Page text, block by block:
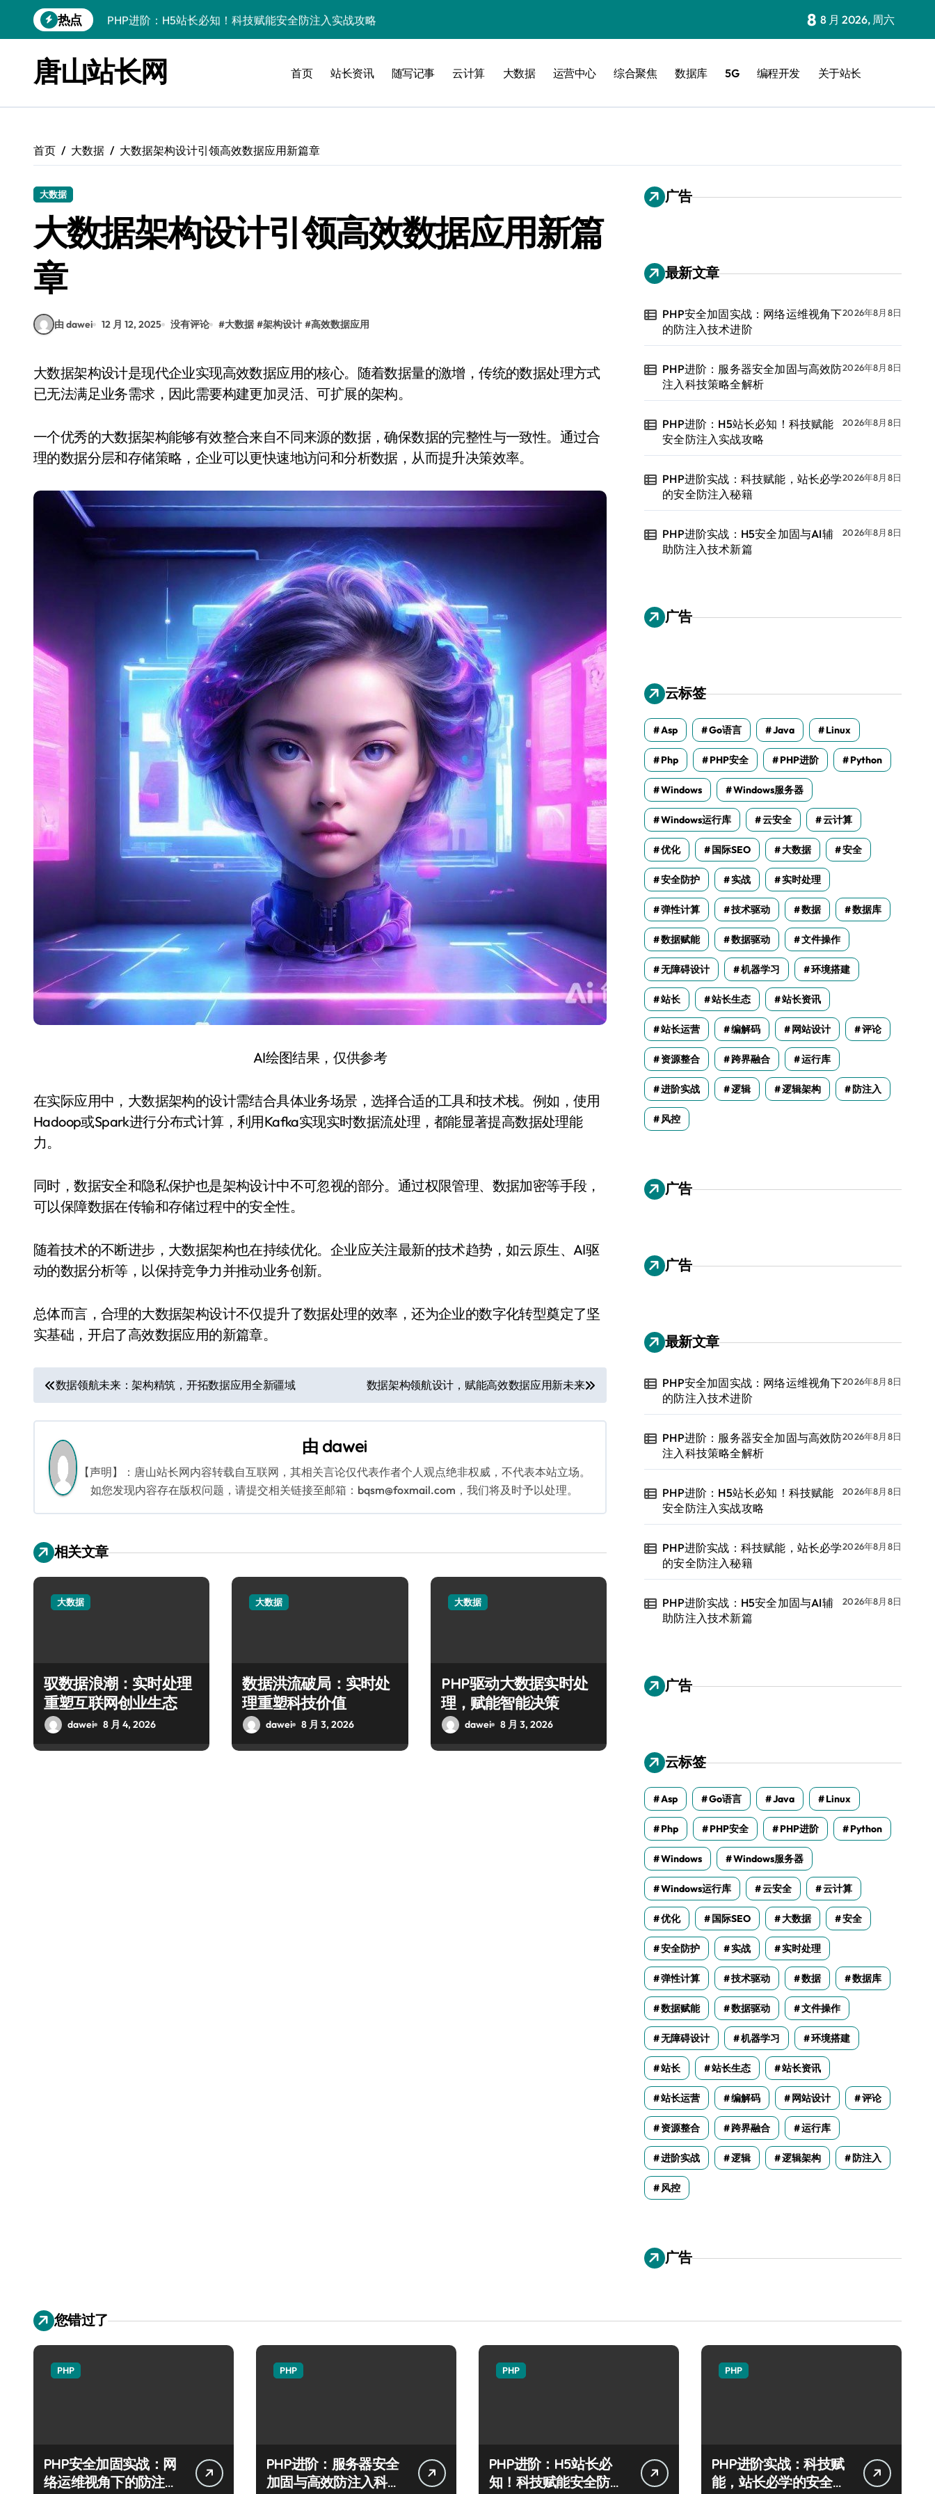
到
热点
PHP进阶：H5站长必知！科技赋能安全防注入实战攻略
PHP进阶实战：H5安全加固与AI辅助防注入技术新篇
科技护盾：PHP进阶防注入术，站长应急安全必修课
PHP进阶必知：科技赋能下的安全防注入核心策略解析
PHP进阶实战：筑牢科技防线，打造无懈可击的SQL注入安全网
PHP安全加固实战：网络运维视角下的防注入技术进阶
8 8 月 2026, 周六
唐山站长网 首页 站长资讯 随写记事 云计算 大数据 运营中心 综合聚焦 数据库 5G 编程开发 关于站长
首页 大数据 大数据架构设计引领高效数据应用新篇章
大数据
大数据架构设计引领高效数据应用新篇
章
由 dawei 12 月 12, 2025 没有评论 #大数据 #架构设计 #高效数据应用
大数据架构设计是现代企业实现高效数据应用的核心。随着数据量的激增，传统的数据处理方式
已无法满足业务需求，因此需要构建更加灵活、可扩展的架构。
一个优秀的大数据架构能够有效整合来自不同来源的数据，确保数据的完整性与一致性。通过合
理的数据分层和存储策略，企业可以更快速地访问和分析数据，从而提升决策效率。
AI绘图结果，仅供参考
在实际应用中，大数据架构的设计需结合具体业务场景，选择合适的工具和技术栈。例如，使用
Hadoop或Spark进行分布式计算，利用Kafka实现实时数据流处理，都能显著提高数据处理能
力。
同时，数据安全和隐私保护也是架构设计中不可忽视的部分。通过权限管理、数据加密等手段，
可以保障数据在传输和存储过程中的安全性。
随着技术的不断进步，大数据架构也在持续优化。企业应关注最新的技术趋势，如云原生、AI驱
动的数据分析等，以保持竞争力并推动业务创新。
总体而言，合理的大数据架构设计不仅提升了数据处理的效率，还为企业的数字化转型奠定了坚
实基础，开启了高效数据应用的新篇章。
文
章
导
航
数据领航未来：架构精筑，开拓数据应用全新疆域 数据架构领航设计，赋能高效数据应用新未来
由 dawei
【声明】：唐山站长网内容转载自互联网，其相关言论仅代表作者个人观点绝非权威，不代表本站立场。
如您发现内容存在版权问题，请提交相关链接至邮箱：bqsm@foxmail.com，我们将及时予以处理。
相关文章
大数据
驭数据浪潮：实时处理
重塑互联网创业生态
dawei 8 月 4, 2026
大数据
数据洪流破局：实时处
理重塑科技价值
dawei 8 月 3, 2026
大数据
PHP驱动大数据实时处
理，赋能智能决策
dawei 8 月 3, 2026
广告
最新文章
PHP安全加固实战：网络运维视角下
的防注入技术进阶
2026年8月8日
PHP进阶：服务器安全加固与高效防
注入科技策略全解析
2026年8月8日
PHP进阶：H5站长必知！科技赋能
安全防注入实战攻略
2026年8月8日
PHP进阶实战：科技赋能，站长必学
的安全防注入秘籍
2026年8月8日
PHP进阶实战：H5安全加固与AI辅
助防注入技术新篇
2026年8月8日
广告
云标签
Asp Go语言 Java Linux
Php PHP安全 PHP进阶 Python
Windows Windows服务器
Windows运行库 云安全 云计算
优化 国际SEO 大数据 安全
安全防护 实战 实时处理
弹性计算 技术驱动 数据 数据库
数据赋能 数据驱动 文件操作
无障碍设计 机器学习 环境搭建
站长 站长生态 站长资讯
站长运营 编解码 网站设计 评论
资源整合 跨界融合 运行库
进阶实战 逻辑 逻辑架构 防注入
风控
广告
广告
最新文章
PHP安全加固实战：网络运维视角下
的防注入技术进阶
2026年8月8日
PHP进阶：服务器安全加固与高效防
注入科技策略全解析
2026年8月8日
PHP进阶：H5站长必知！科技赋能
安全防注入实战攻略
2026年8月8日
PHP进阶实战：科技赋能，站长必学
的安全防注入秘籍
2026年8月8日
PHP进阶实战：H5安全加固与AI辅
助防注入技术新篇
2026年8月8日
广告
云标签
Asp Go语言 Java Linux
Php PHP安全 PHP进阶 Python
Windows Windows服务器
Windows运行库 云安全 云计算
优化 国际SEO 大数据 安全
安全防护 实战 实时处理
弹性计算 技术驱动 数据 数据库
数据赋能 数据驱动 文件操作
无障碍设计 机器学习 环境搭建
站长 站长生态 站长资讯
站长运营 编解码 网站设计 评论
资源整合 跨界融合 运行库
进阶实战 逻辑 逻辑架构 防注入
风控
广告
您错过了
PHP
PHP安全加固实战：网
络运维视角下的防注入
PHP
PHP进阶：服务器安全
加固与高效防注入科技
PHP
PHP进阶：H5站长必
知！科技赋能安全防注
PHP
PHP进阶实战：科技赋
能，站长必学的安全防